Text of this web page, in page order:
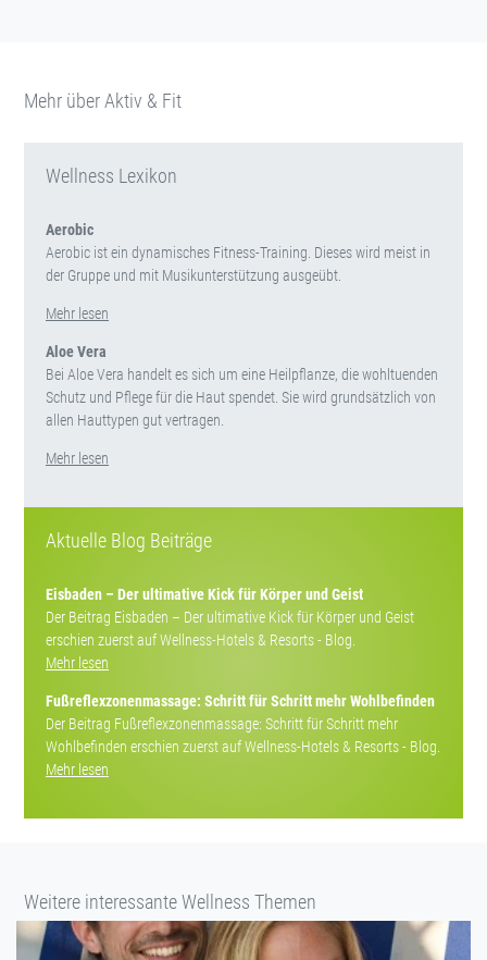
Mehr über Aktiv & Fit
Wellness Lexikon
Aerobic
Aerobic ist ein dynamisches Fitness-Training. Dieses wird meist in
der Gruppe und mit Musikunterstützung ausgeübt.
Mehr lesen
Aloe Vera
Bei Aloe Vera handelt es sich um eine Heilpflanze, die wohltuenden
Schutz und Pflege für die Haut spendet. Sie wird grundsätzlich von
allen Hauttypen gut vertragen.
Mehr lesen
Aktuelle Blog Beiträge
Eisbaden – Der ultimative Kick für Körper und Geist
Der Beitrag Eisbaden – Der ultimative Kick für Körper und Geist
erschien zuerst auf Wellness-Hotels & Resorts - Blog.
Mehr lesen
Fußreflexzonenmassage: Schritt für Schritt mehr Wohlbefinden
Der Beitrag Fußreflexzonenmassage: Schritt für Schritt mehr
Wohlbefinden erschien zuerst auf Wellness-Hotels & Resorts - Blog.
Mehr lesen
Weitere interessante Wellness Themen